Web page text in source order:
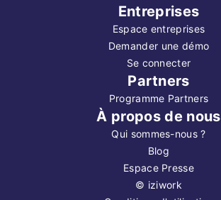
Entreprises
Espace entreprises
Demander une démo
Se connecter
Partners
Programme Partners
À propos de nous
Qui sommes-nous ?
Blog
Espace Presse
© iziwork